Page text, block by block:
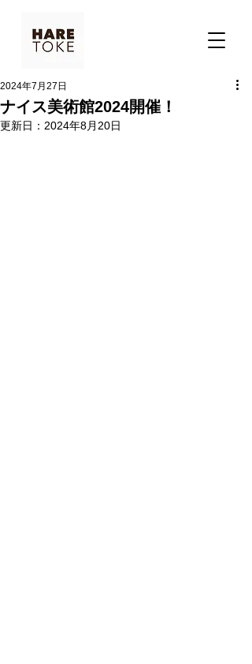
ナイス美術館2024開催！
2024年7月27日
更新日： 2024年8月20日